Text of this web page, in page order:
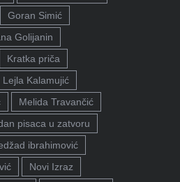
Goran Simić
Golijanin
Kratka priča
Lejla Kalamujić
Melida Travančić
pisaca u zatvoru
ibrahimović
Novi Izraz